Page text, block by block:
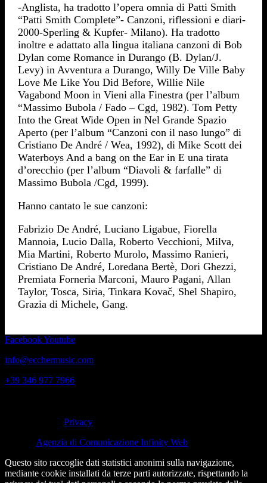
-Anglista, ha tradotto l’opera omnia di Patti Smith
“Patti Smith Complete”- Canzoni, riflessioni e diari-
2000-Sperling & Kupfer- Milano). Ha tradotto
inoltre e adattato alla lingua italiana canzoni di Bob
Dylan come Romance in Durango (B. Dylan/J.
Levy) in Avventura a Durango, Willy De Ville Baby
Love Me Like You Did Before, Willie Nile
Vagabond Moon in Vieni alla Finestra (per l’album
“Massimo Bubola / Fado – Cgd, 1982). Tom Petty
Into the Great Wide Open in Nel Grande Spazio
Aperto (per l’album “Canzoni con il naso lungo” di
Cristiano De André / Wea, 1992), di Mike Scott dei
Waterboys And a bang on the Ear in E una tirata
d’orecchio (per l’album “Diavoli & farfalle” di
Massimo Bubola /Cgd, 1999).
Hanno cantato le sue canzoni:
Fabrizio De André, Luciano Ligabue, Fiorella
Mannoia, Lucio Dalla, Roberto Vecchioni, Milva,
Mia Martini, Roberto Murolo, Massimo Ranieri,
Cristiano De André, Loredana Bertè, Dori Ghezzi,
Premiata Forneria Marconi, Mauro Pagani, Allan
Taylor, Tosca, Siria, Tinkara Kovač, Shel Shapiro,
Grazia di Michele, Gang.
FacebookYoutube
info@ecchermusic.com
+39 346 977 7966
Privacy
Agenzia di Comunicazione Infinity Web
Questo sito raccoglie dati statistici anonimi sulla navigazione,
mediante cookie installati da terze parti autorizzate, rispettando la